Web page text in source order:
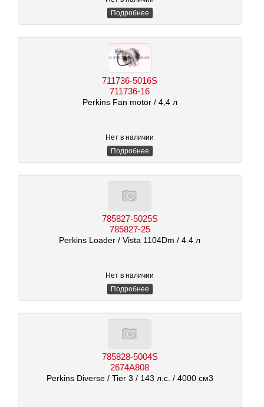
Подробнее
711736-5016S
711736-16
Perkins Fan motor / 4,4 л
Нет в наличии
Подробнее
785827-5025S
785827-25
Perkins Loader/ Vista 1104Dm / 4.4 л
Нет в наличии
Подробнее
785828-5004S
2674A808
Perkins Diverse / Tier 3 / 143 л.с. / 4000 см3